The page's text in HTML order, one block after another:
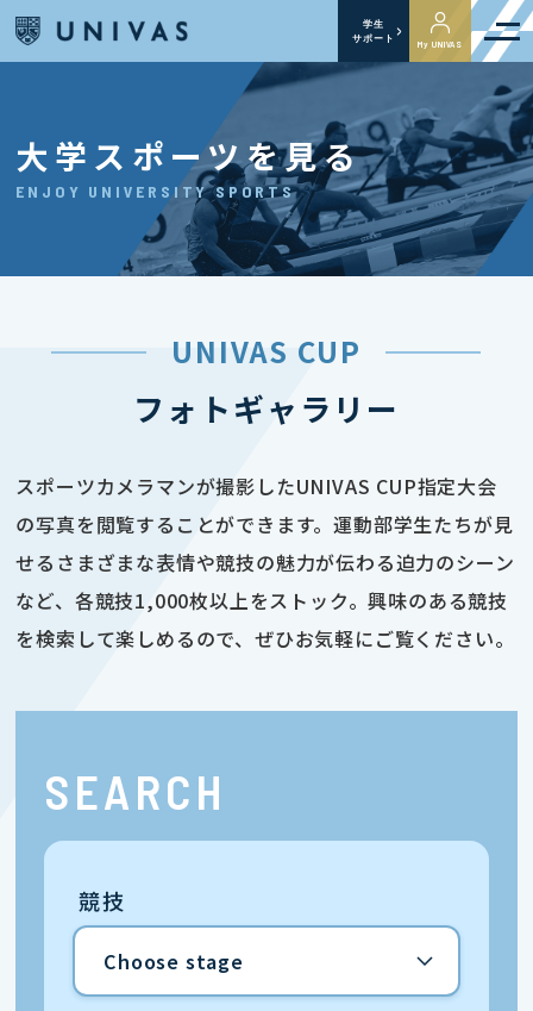
学生
サポート
My UNIVAS
大学スポーツを見る
ENJOY UNIVERSITY SPORTS
UNIVAS CUP
フォトギャラリー
スポーツカメラマンが撮影したUNIVAS CUP指定大会
の写真を閲覧することができます。運動部学生たちが見
せるさまざまな表情や競技の魅力が伝わる迫力のシーン
など、各競技1,000枚以上をストック。興味のある競技
を検索して楽しめるので、ぜひお気軽にご覧ください。
SEARCH
競技